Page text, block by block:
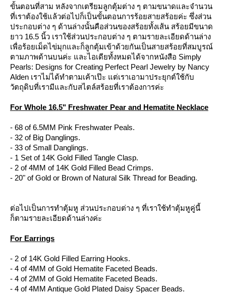
ขั้นตอนที่สาม หลังจากเตรียมลูกตุ้มต่าง ๆ ตามขนาดและจำนวน
ที่เราต้องใช้แล้วต่อไปก็เป็นขั้นตอนการร้อยสายสร้อยค่ะ ซึ่งส่วน
ประกอบต่าง ๆ ด้านล่างนั้นคือส่วนของสร้อยทั้งเส้น สร้อยมีขนาด
าว 16.5 นิ้ว เราใช้ส่วนประกอบต่าง ๆ ตามรายละเอียดด้านล่าง
เพื่อร้อยเม็ดไข่มุกและก็ลูกตุ้มเข้าด้วยกันเป็นสายสร้อยที่สมบูรณ์
ตามภาพด้านบนค่ะ และไอเดียทั้งหมดได้จากหนังสือ Simply
Pearls: Designs for Creating Perfect Pearl Jewelry by Nancy
Alden เราไม่ได้ทำตามเค้าเป๊ะ แต่เราเอามาประยุกต์ใช้กับ
วัตถุดิบที่เรามีและกับสไตล์สร้อยที่เราต้องการค่ะ
For Whole 16.5" Freshwater Pear and Hematite Necklace
- 68 of 6.5MM Pink Freshwater Peals.
- 32 of Big Danglings.
- 33 of Small Danglings.
- 1 Set of 14K Gold Filled Tangle Clasp.
- 2 of 4MM of 14K Gold Filled Bead Crimps.
- 20" of Gold or Brown of Natural Silk Thread for Beading.
ต่อไปเป็นการทำตุ้มหู ส่วนประกอบต่าง ๆ ที่เราใช้ทำตุ้มหูคู่นี้
ก็ตามรายละเอียดด้านล่างค่ะ
For Earrings
- 2 of 14K Gold Filled Earring Hooks.
- 4 of 4MM of Gold Hematite Faceted Beads.
- 4 of 2MM of Gold Hematite Faceted Beads.
- 4 of 4MM Antique Gold Plated Daisy Spacer Beads.